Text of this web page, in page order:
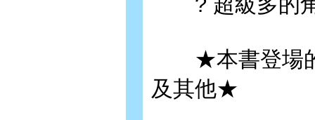
★本書登場的
及其他★